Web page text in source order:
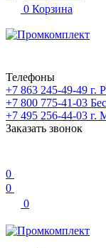
0 Корзина
Телефоны
+7 863 245-49-49 г.
+7 800 775-41-03
+7 495 256-44-03 г.
Заказать звонок
0
0
0